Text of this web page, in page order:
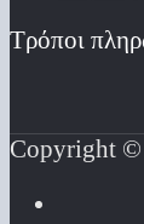
Τρόποι
Copyright ©